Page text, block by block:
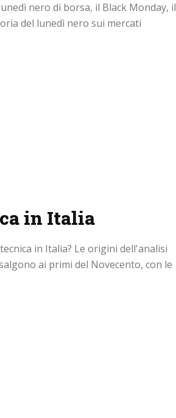
nero di borsa, il Black Monday, il
del lunedì nero sui mercati
in Italia
in Italia? Le origini dell'analisi
ai primi del Novecento, con le